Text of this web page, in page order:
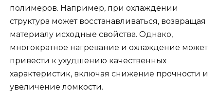
полимеров. Например, при охлаждении
структура может восстанавливаться, возвращая
материалу исходные свойства. Однако,
многократное нагревание и охлаждение может
привести к ухудшению качественных
характеристик, включая снижение прочности и
увеличение ломкости.